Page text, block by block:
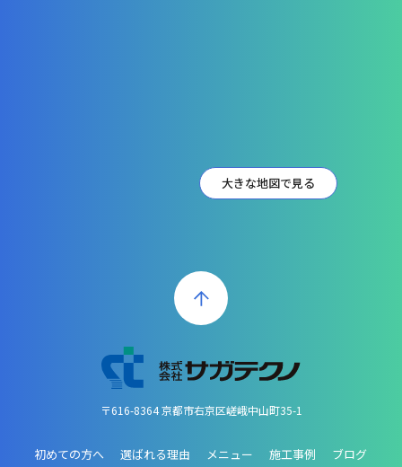
大きな地図で見る
〒616-8364 京都市右京区嵯峨中山町35-1
初めての方へ 選ばれる理由 メニュー 施工事例 ブログ